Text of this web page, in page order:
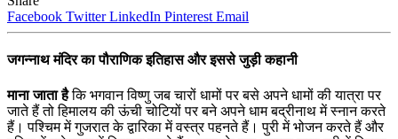
Facebook Twitter LinkedIn Pinterest Email
जगन्नाथ मंदिर का पौराणिक इतिहास और इससे जुड़ी कहानी
माना जाता हैकि भगवान विष्णु जब चारों धामों पर बसे अपने धामों की यात्रा पर
जाते हैं तो हिमालय की ऊंची चोटियों पर बने अपने धाम बद्रीनाथ में स्नान करते
हैं। पश्चिम में गुजरात के द्वारिका में वस्त्र पहनते हैं। पुरी में भोजन करते हैं और